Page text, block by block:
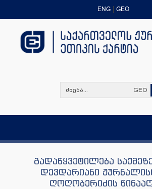
ENG GEO
GEO
გადაწყვეტილება
დევდარიანი
ღოღობერიძის